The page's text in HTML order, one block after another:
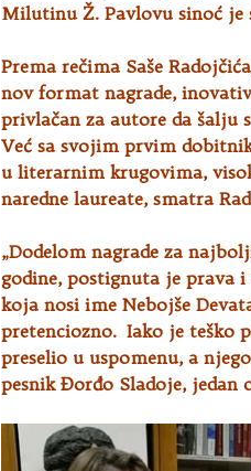
Milutinu Ž. Pavlovu sinoć je
Prema rečima Saše
nov format nagrade,
privlačan za autore da šalju
Već sa svojim prvim
u literarnim krugovima,
naredne laureate, smatra
„Dodelom nagrade za
godine, postignuta je prava i
koja nosi ime Nebojše
pretenciozno. Iako je teško
preselio u uspomenu, a
pesnik Đorđo Sladoje, jedan